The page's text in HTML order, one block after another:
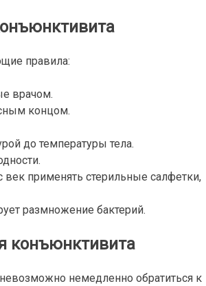
правила:
врачом.
концом.
до температуры тела.
применять стерильные салфетки,
размножение бактерий.
конъюнктивита
немедленно обратиться к